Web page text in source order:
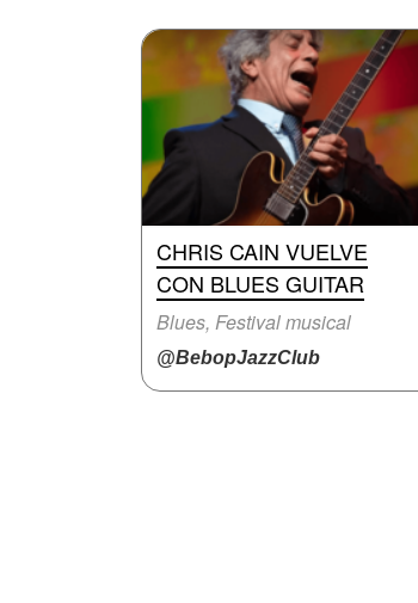
CHRIS CAIN VUELVE
CON BLUES GUITAR
Blues, Festival musical
@BebopJazzClub